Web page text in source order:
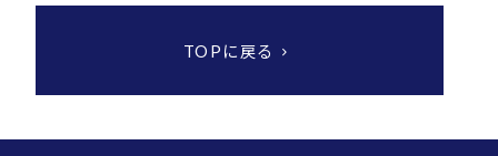
TOPに戻る